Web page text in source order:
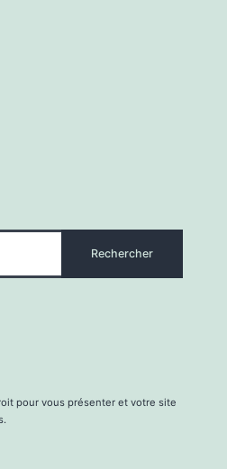
pour vous présenter et votre site